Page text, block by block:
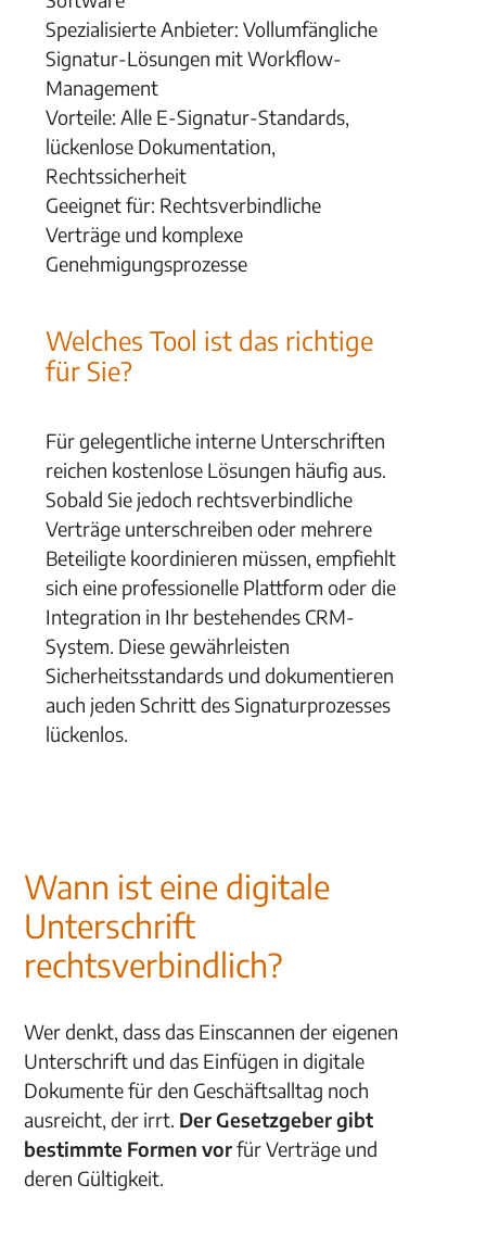
Spezialisierte Anbieter: Vollumfängliche
Signatur-Lösungen mit Workflow-
Management
Vorteile: Alle E-Signatur-Standards,
lückenlose Dokumentation,
Rechtssicherheit
Geeignet für: Rechtsverbindliche
Verträge und komplexe
Genehmigungsprozesse
Welches Tool ist das richtige
für Sie?
Für gelegentliche interne Unterschriften
reichen kostenlose Lösungen häufig aus.
Sobald Sie jedoch rechtsverbindliche
Verträge unterschreiben oder mehrere
Beteiligte koordinieren müssen, empfiehlt
sich eine professionelle Plattform oder die
Integration in Ihr bestehendes CRM-
System. Diese gewährleisten
Sicherheitsstandards und dokumentieren
auch jeden Schritt des Signaturprozesses
lückenlos.
Wann ist eine digitale
Unterschrift
rechtsverbindlich?
Wer denkt, dass das Einscannen der eigenen
Unterschrift und das Einfügen in digitale
Dokumente für den Geschäftsalltag noch
ausreicht, der irrt. Der Gesetzgeber gibt
bestimmte Formen vorfür Verträge und
deren Gültigkeit.